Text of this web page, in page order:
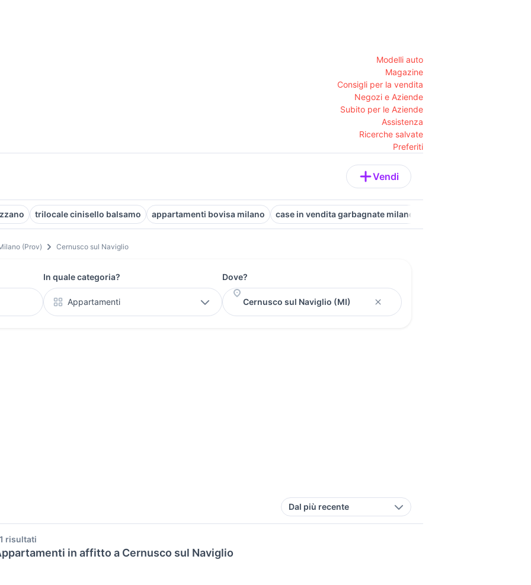
Modelli auto
Magazine
Consigli per la vendita
Negozi e Aziende
Subito per le Aziende
Assistenza
Ricerche salvate
Preferiti
Vendi
trilocale cinisello balsamo appartamenti bovisa milano case in vendita garbagnate milanese
(Prov) Cernusco sul Naviglio
In quale categoria?
Appartamenti
Dove?
Dal più recente
risultati
in affitto a Cernusco sul Naviglio